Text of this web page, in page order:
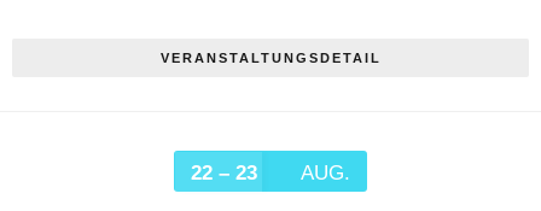
VERANSTALTUNGSDETAIL
22 – 23 AUG.